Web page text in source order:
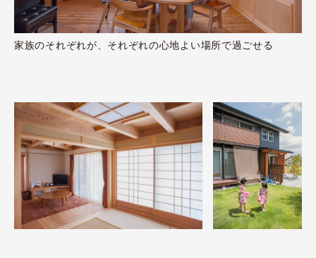
家族のそれぞれが、それぞれの心地よい場所で過ごせる